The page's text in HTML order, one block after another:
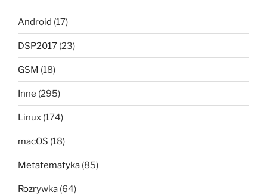
Android (17)
DSP2017 (23)
GSM (18)
Inne (295)
Linux (174)
macOS (18)
Metatematyka (85)
Rozrywka (64)